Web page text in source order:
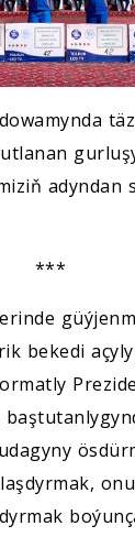
adyndan
***
bekedi